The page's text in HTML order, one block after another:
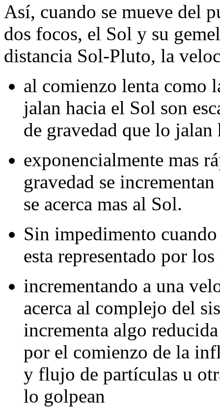
Así, cuando se mueve del
dos focos, el Sol y su
distancia Sol-Pluto, la
al comienzo lenta como
jalan hacia el Sol son
de gravedad que lo
exponencialmente mas
gravedad se
se acerca mas al Sol.
Sin impedimento
esta representado por
incrementando a una
acerca al complejo del
incrementa algo
por el comienzo de la
y flujo de partículas u
lo golpean